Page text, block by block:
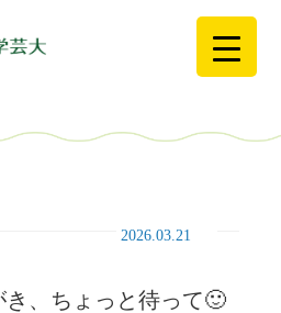
2026.03.21
、ちょっと待って🙂